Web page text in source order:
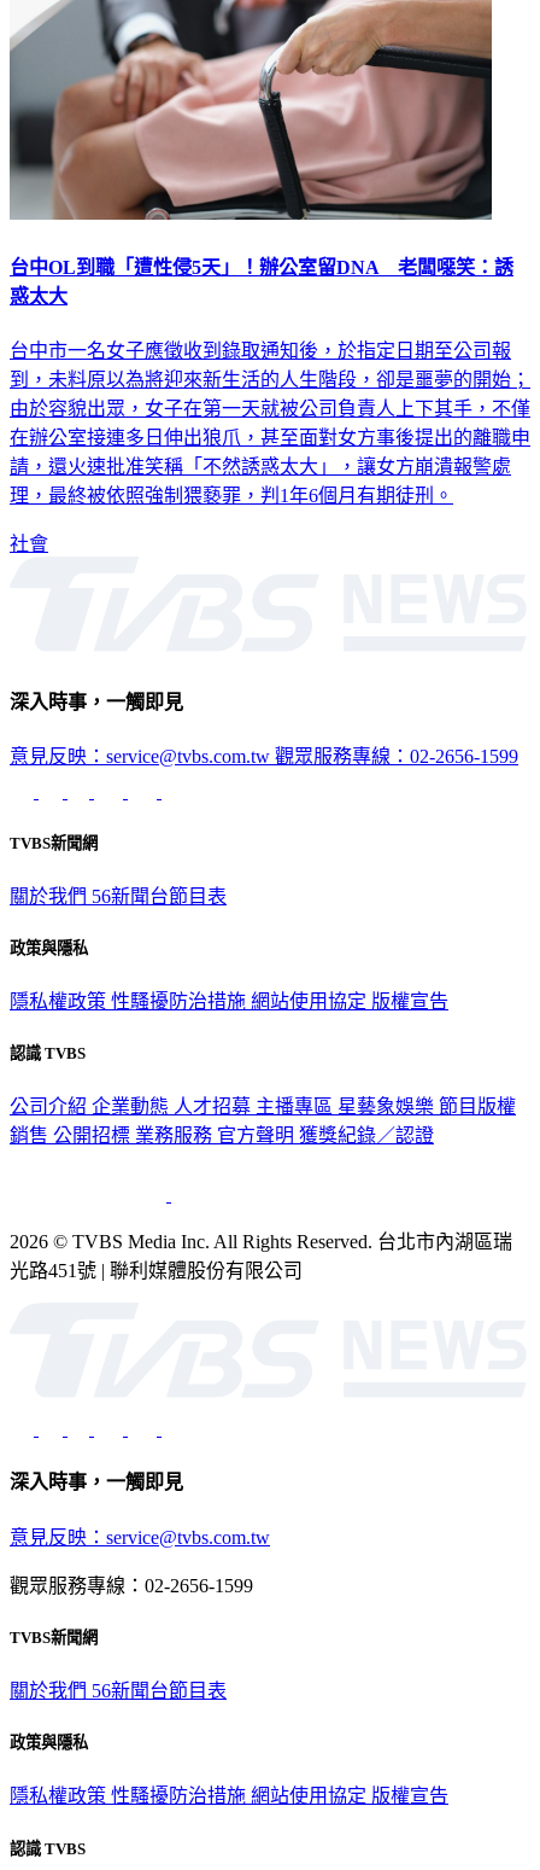
台中OL到職「遭性侵5天」！辦公室留DNA 老闆噁笑：誘
惑太大
台中市一名女子應徵收到錄取通知後，於指定日期至公司報
到，未料原以為將迎來新生活的人生階段，卻是噩夢的開始；
由於容貌出眾，女子在第一天就被公司負責人上下其手，不僅
在辦公室接連多日伸出狼爪，甚至面對女方事後提出的離職申
請，還火速批准笑稱「不然誘惑太大」，讓女方崩潰報警處
理，最終被依照強制猥褻罪，判1年6個月有期徒刑。
社會
深入時事，一觸即見
意見反映：service@tvbs.com.tw 觀眾服務專線：02-2656-1599
TVBS新聞網
關於我們 56新聞台節目表
政策與隱私
隱私權政策 性騷擾防治措施 網站使用協定 版權宣告
認識 TVBS
公司介紹 企業動態 人才招募 主播專區 星藝象娛樂 節目版權
銷售 公開招標 業務服務 官方聲明 獲獎紀錄／認證
2026 © TVBS Media Inc. All Rights Reserved. 台北市內湖區瑞
光路451號 | 聯利媒體股份有限公司
深入時事，一觸即見
意見反映：service@tvbs.com.tw
觀眾服務專線：02-2656-1599
TVBS新聞網
關於我們 56新聞台節目表
政策與隱私
隱私權政策 性騷擾防治措施 網站使用協定 版權宣告
認識 TVBS